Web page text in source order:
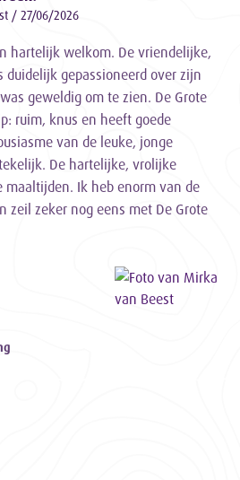
/ 27/06/2026
hartelijk welkom. De vriendelijke,
duidelijk gepassioneerd over zijn
geweldig om te zien. De Grote
ruim, knus en heeft goede
van de leuke, jonge
De hartelijke, vrolijke
Ik heb enorm van de
zeil zeker nog eens met De Grote